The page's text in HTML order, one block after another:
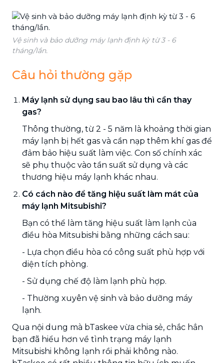
Vệ sinh và bảo dưỡng máy lạnh định kỳ từ 3 - 6
tháng/lần.
Câu hỏi thường gặp
Máy lạnh sử dụng sau bao lâu thì cần thay
gas?
Thông thường, từ 2 - 5 năm là khoảng thời gian
máy lạnh bị hết gas và cần nạp thêm khí gas để
đảm bảo hiệu suất làm việc. Con số chính xác
sẽ phụ thuộc vào tần suất sử dụng và các
thương hiệu máy lạnh khác nhau.
Có cách nào để tăng hiệu suất làm mát của
máy lạnh Mitsubishi?
Bạn có thể làm tăng hiệu suất làm lạnh của
điều hòa Mitsubishi bằng những cách sau:
- Lựa chọn điều hòa có công suất phù hợp với
diện tích phòng.
- Sử dụng chế độ làm lạnh phù hợp.
- Thường xuyên vệ sinh và bảo dưỡng máy
lạnh.
Qua nội dung mà bTaskee vừa chia sẻ, chắc hẳn
bạn đã hiểu hơn về tình trạng máy lạnh
Mitsubishi không lạnh rồi phải không nào.